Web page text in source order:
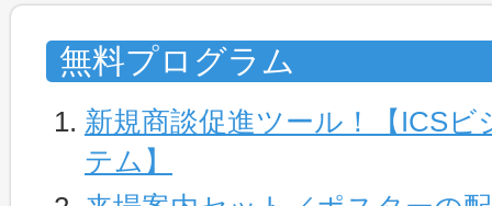
無料プログラム
新規商談促進ツール！【ICS
テム】